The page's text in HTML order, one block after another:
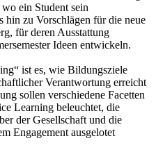
ein Student sein
hin zu Vorschlägen für die neue
für deren Ausstattung
Ideen entwickeln.
ist es, wie Bildungsziele
Verantwortung erreicht
sollen verschiedene Facetten
Learning beleuchtet, die
der Gesellschaft und die
Engagement ausgelotet